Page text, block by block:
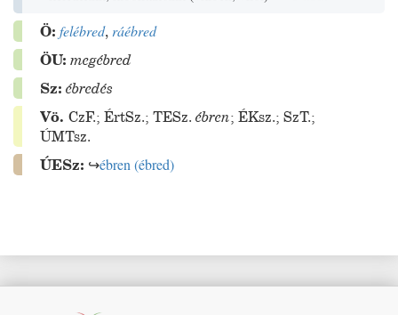
Ö: felébred, ráébred
ÖU: megébred
Sz: ébredés
Vö. CzF.; ÉrtSz.; TESz. ébren; ÉKsz.; SzT.;
ÚMTsz.
ÚESz: ↪ébren (ébred)